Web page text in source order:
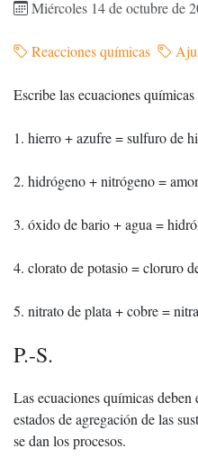
Miércoles 14 de octubre de
Reacciones químicas
Escribe las ecuaciones
1. hierro + azufre = sulfuro de
2. hidrógeno + nitrógeno =
3. óxido de bario + agua =
4. clorato de potasio = cloruro
5. nitrato de plata + cobre =
P.-S.
Las ecuaciones químicas
estados de agregación de las
se dan los procesos.